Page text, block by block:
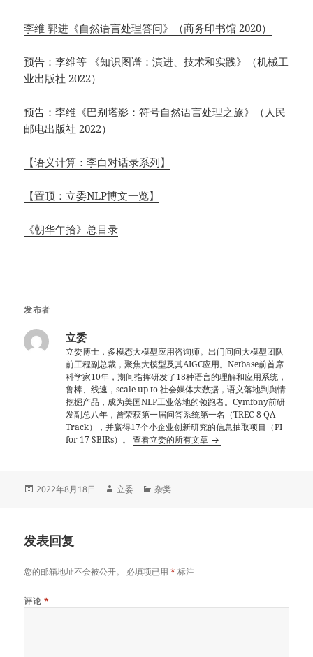
李维 郭进《自然语言处理答问》（商务印书馆 2020）
预告：李维等 《知识图谱：演进、技术和实践》（机械工
业出版社 2022）
预告：李维《巴别塔影：符号自然语言处理之旅》（人民
邮电出版社 2022）
【语义计算：李白对话录系列】
【置顶：立委NLP博文一览】
《朝华午拾》总目录
发布者
立委
立委博士，多模态大模型应用咨询师。出门问问大模型团队
前工程副总裁，聚焦大模型及其AIGC应用。Netbase前首席
科学家10年，期间指挥研发了18种语言的理解和应用系统，
鲁棒、线速，scale up to 社会媒体大数据，语义落地到舆情
挖掘产品，成为美国NLP工业落地的领跑者。Cymfony前研
发副总八年，曾荣获第一届问答系统第一名（TREC-8 QA
Track），并赢得17个小企业创新研究的信息抽取项目（PI
for 17 SBIRs）。查看立委的所有文章
发
2022年8月18日
作
立委
分
杂类
发表回复
您的邮箱地址不会被公开。 必填项已用* 标注
评论 *